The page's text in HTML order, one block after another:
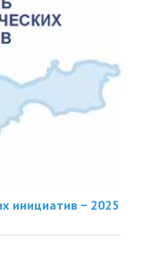
инициатив − 2025